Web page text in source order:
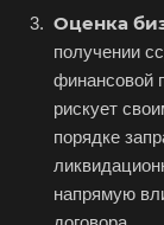
Оценка
получении
финансовой
рискует
порядке
напрямую
Батайск
Бахчисарай
Белая Калитва
Белгород